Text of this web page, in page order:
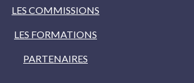
LES COMMISSIONS
LES FORMATIONS
PARTENAIRES